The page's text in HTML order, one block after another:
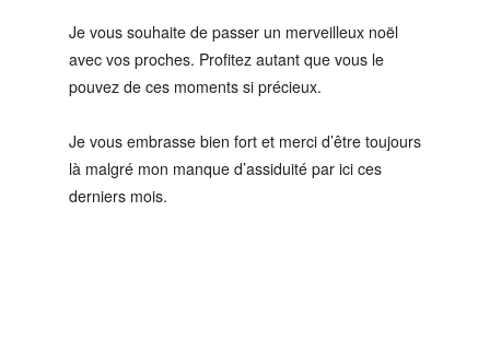
Je vous souhaite de passer un merveilleux noël
avec vos proches. Profitez autant que vous le
pouvez de ces moments si précieux.
Je vous embrasse bien fort et merci d’être toujours
là malgré mon manque d’assiduité par ici ces
derniers mois.